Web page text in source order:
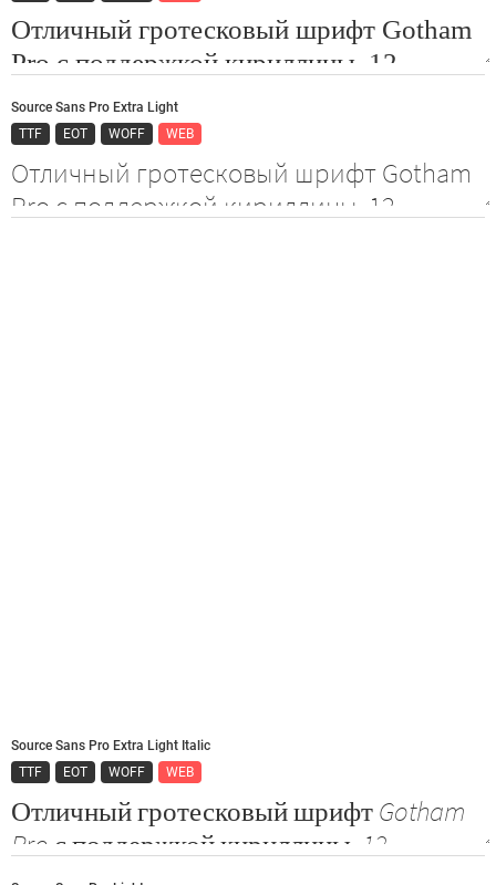
Source Sans Pro Extra Light
TTF
EOT WOFF WEB
Source Sans Pro Extra Light Italic
TTF
EOT WOFF WEB